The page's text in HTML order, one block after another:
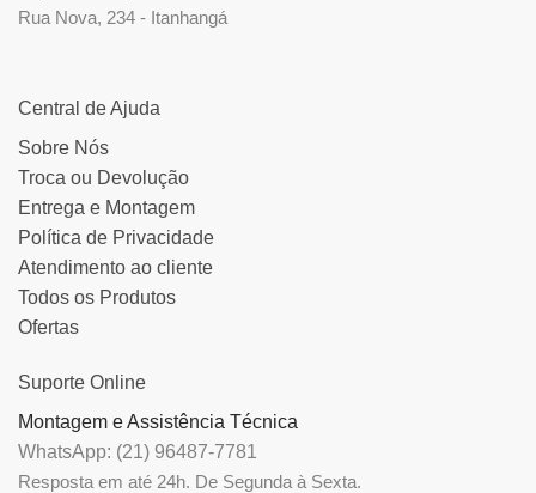
Rua Nova, 234 - Itanhangá
Central de Ajuda
Sobre Nós
Troca ou Devolução
Entrega e Montagem
Política de Privacidade
Atendimento ao cliente
Todos os Produtos
Ofertas
Suporte Online
Montagem e Assistência Técnica
WhatsApp: (21) 96487-7781
Resposta em até 24h. De Segunda à Sexta.